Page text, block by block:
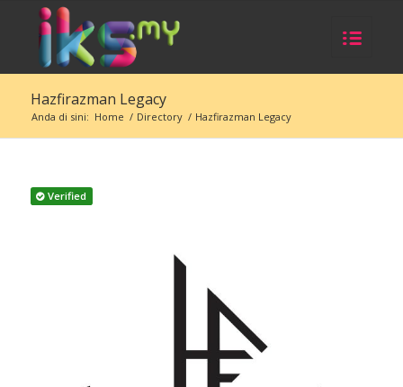
Hazfirazman Legacy
Anda di sini: Home / Directory / Hazfirazman Legacy
Verified